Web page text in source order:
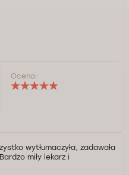
Ocena:
wytłumaczyła, zadawała
miły lekarz i